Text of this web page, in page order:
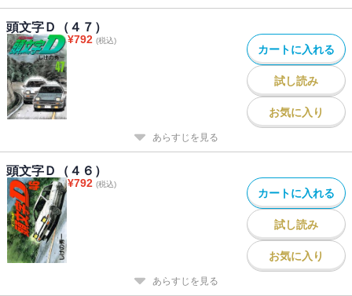
頭文字Ｄ（４７）
¥792 (税込)
カートに入れる
試し読み
お気に入り
あらすじを見る
頭文字Ｄ（４６）
¥792 (税込)
カートに入れる
試し読み
お気に入り
あらすじを見る